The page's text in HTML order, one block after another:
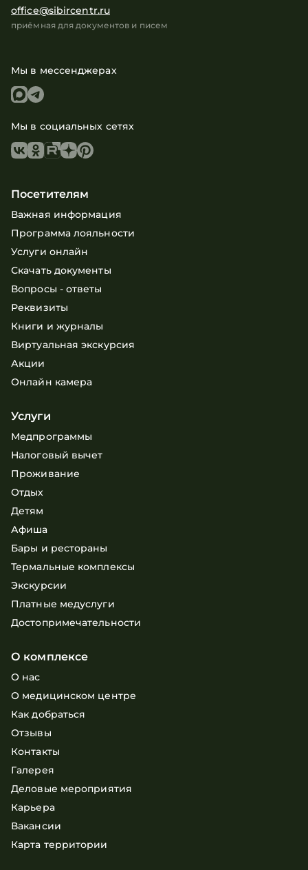
office@sibircentr.ru
приёмная для документов и писем
Мы в мессенджерах
Мы в социальных сетях
Посетителям
Важная информация
Программа лояльности
Услуги онлайн
Скачать документы
Вопросы - ответы
Реквизиты
Книги и журналы
Виртуальная экскурсия
Акции
Онлайн камера
Услуги
Медпрограммы
Налоговый вычет
Проживание
Отдых
Детям
Афиша
Бары и рестораны
Термальные комплексы
Экскурсии
Платные медуслуги
Достопримечательности
О комплексе
О нас
О медицинском центре
Как добраться
Отзывы
Контакты
Галерея
Деловые мероприятия
Карьера
Вакансии
Карта территории